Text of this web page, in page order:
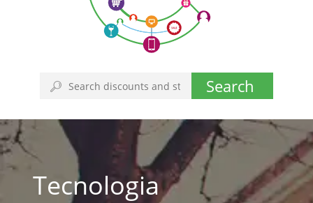
Search
Tecnologia